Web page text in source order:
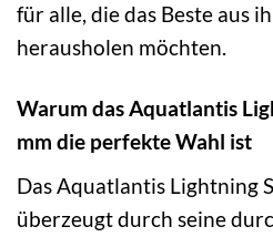
für alle, die das Beste aus
herausholen möchten.
Warum das Aquatlantis
mm die perfekte Wahl ist
Das Aquatlantis Lightning
überzeugt durch seine